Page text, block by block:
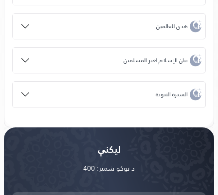
هدى للعالمين
بيان الإسلام لغير المسلمين
السيرة النبوية
لیکنې
د توکو شمير: 400